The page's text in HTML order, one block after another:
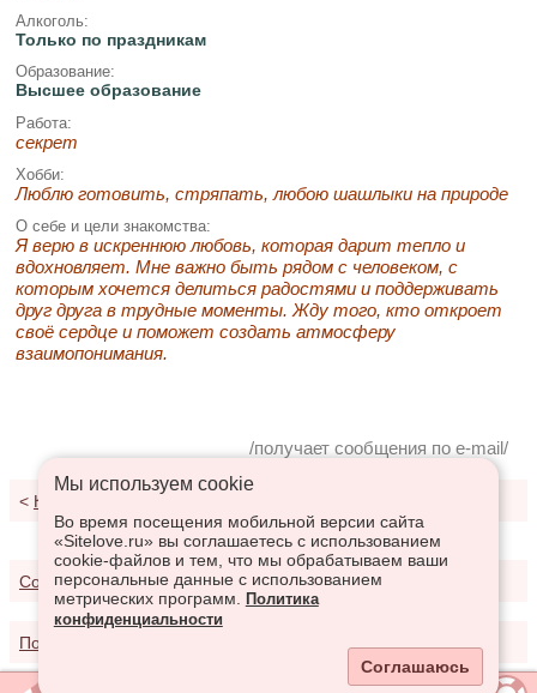
Алкоголь:
Только по праздникам
Образование:
Высшее образование
Работа:
секрет
Хобби:
Люблю готовить, стряпать, любою шашлыки на природе
О себе и цели знакомства:
Я верю в искреннюю любовь, которая дарит тепло и
вдохновляет. Мне важно быть рядом с человеком, с
которым хочется делиться радостями и поддерживать
друг друга в трудные моменты. Жду того, кто откроет
своё сердце и поможет создать атмосферу
взаимопонимания.
/получает сообщения по e-mail/
< К результатам поиска
Соглашение о предоставлении услуг
Политика конфиденциальности
Мы используем сookie
Во время посещения мобильной версии сайта
«Sitelove.ru» вы соглашаетесь с использованием
cookie-файлов и тем, что мы обрабатываем ваши
персональные данные с использованием
метрических программ.
Политика
конфиденциальности
Соглашаюсь